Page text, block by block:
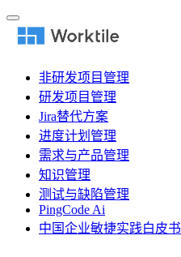
非研发项目管理
研发项目管理
Jira替代方案
进度计划管理
需求与产品管理
知识管理
测试与缺陷管理
PingCode Ai
中国企业敏捷实践白皮书